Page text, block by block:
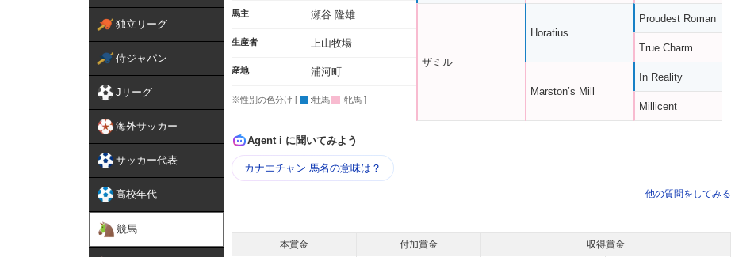
独立リーグ
侍ジャパン
Jリーグ
海外サッカー
サッカー代表
高校年代
競馬
馬主 瀬谷 隆雄
生産者 上山牧場
産地 浦河町
※性別の色分け [ :牡馬 :牝馬 ]
ザミル
Horatius
Marston’s Mill
Proudest Roman
True Charm
In Reality
Millicent
Agent i に聞いてみよう
カナエチャン 馬名の意味は？
他の質問をしてみる
本賞金 付加賞金 収得賞金